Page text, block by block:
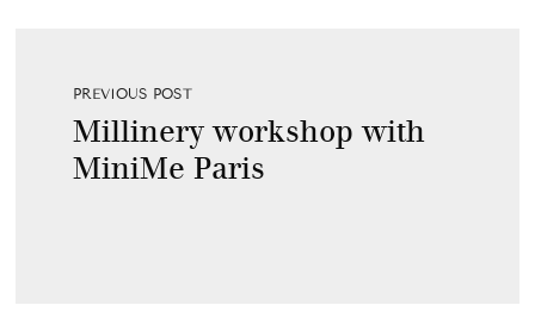
PREVIOUS POST
Millinery workshop with
MiniMe Paris